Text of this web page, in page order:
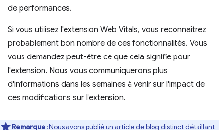
de performances.
Si vous utilisez l'extension Web Vitals, vous reconnaîtrez
probablement bon nombre de ces fonctionnalités. Vous
vous demandez peut-être ce que cela signifie pour
l'extension. Nous vous communiquerons plus
d'informations dans les semaines à venir sur l'impact de
ces modifications sur l'extension.
Remarque :Nous avons publié un article de blog distinct détaillant